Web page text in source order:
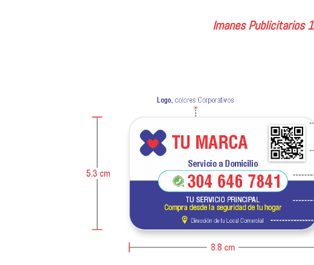
Imanes Publicitarios